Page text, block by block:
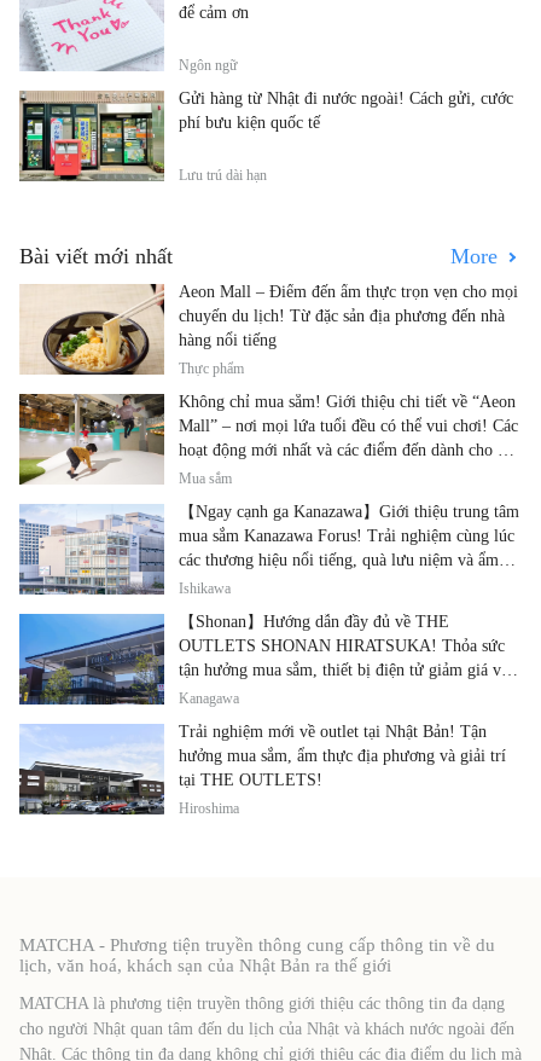
để cảm ơn
Ngôn ngữ
Gửi hàng từ Nhật đi nước ngoài! Cách gửi, cước
phí bưu kiện quốc tế
Lưu trú dài hạn
Bài viết mới nhất More
Aeon Mall – Điểm đến ẩm thực trọn vẹn cho mọi
chuyến du lịch! Từ đặc sản địa phương đến nhà
hàng nổi tiếng
Thực phẩm
Không chỉ mua sắm! Giới thiệu chi tiết về “Aeon
Mall” – nơi mọi lứa tuổi đều có thể vui chơi! Các
hoạt động mới nhất và các điểm đến dành cho gia
đình.
Mua sắm
【Ngay cạnh ga Kanazawa】Giới thiệu trung tâm
mua sắm Kanazawa Forus! Trải nghiệm cùng lúc
các thương hiệu nổi tiếng, quà lưu niệm và ẩm
thực địa phương
Ishikawa
【Shonan】Hướng dẫn đầy đủ về THE
OUTLETS SHONAN HIRATSUKA! Thỏa sức
tận hưởng mua sắm, thiết bị điện tử giảm giá và
ẩm thực địa phương tại cùng một địa điểm!
Kanagawa
Trải nghiệm mới về outlet tại Nhật Bản! Tận
hưởng mua sắm, ẩm thực địa phương và giải trí
tại THE OUTLETS!
Hiroshima
MATCHA - Phương tiện truyền thông cung cấp thông tin về du
lịch, văn hoá, khách sạn của Nhật Bản ra thế giới
MATCHA là phương tiện truyền thông giới thiệu các thông tin đa dạng
cho người Nhật quan tâm đến du lịch của Nhật và khách nước ngoài đến
Nhật. Các thông tin đa dạng không chỉ giới thiệu các địa điểm du lịch mà